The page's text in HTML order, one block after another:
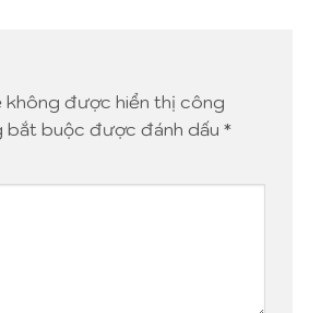
không được hiển thị công
bắt buộc được đánh dấu *